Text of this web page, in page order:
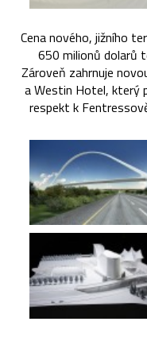
Cena nového, jižního
650 milionů dolarů
Zároveň zahrnuje
a Westin Hotel, který
respekt k